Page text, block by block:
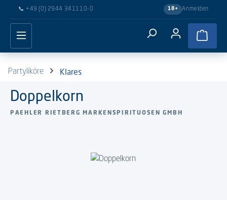
Hauptinhalt springen
📞 +49 (0) 2944 341110-0 18+ Anmelden
Partyliköre Klares
Doppelkorn
PAEHLER RIETBERG MARKENSPIRITUOSEN GMBH
Bildergalerie überspringen